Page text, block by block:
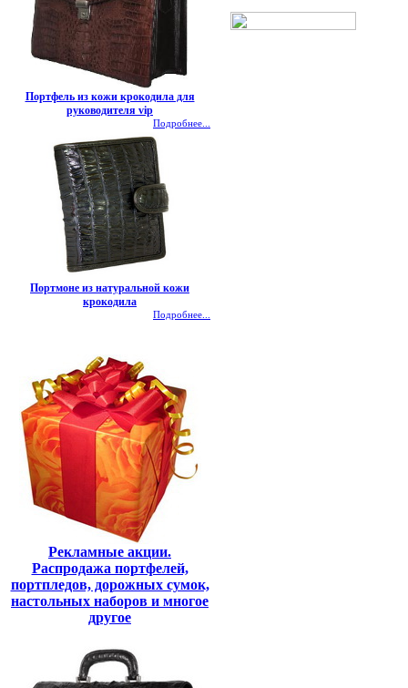
Портфель из кожи крокодила для
руководителя vip
Подробнее...
Портмоне из натуральной кожи
крокодила
Подробнее...
Рекламные акции.
Распродажа портфелей,
портпледов, дорожных сумок,
настольных наборов и многое
другое